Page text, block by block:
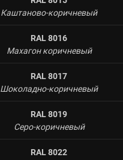
Каштаново-коричневый
RAL 8016
Махагон коричневый
RAL 8017
Шоколадно-коричневый
RAL 8019
Серо-коричневый
RAL 8022